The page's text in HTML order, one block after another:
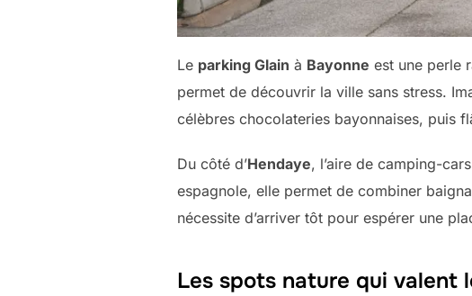
Le parking Glain à Bayonne est une perle
permet de découvrir la ville sans stress.
célèbres chocolateries bayonnaises, puis
Du côté d’Hendaye, l’aire de camping-
espagnole, elle permet de combiner
nécessite d’arriver tôt pour espérer une
Les spots nature qui valent